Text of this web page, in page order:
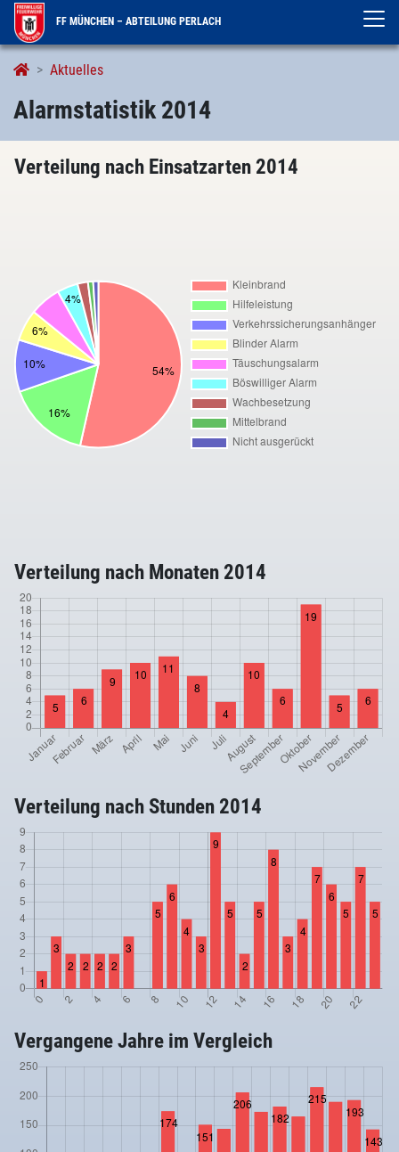
FF MÜNCHEN – ABTEILUNG PERLACH
Aktuelles
Alarmstatistik
Alarmstatistik 2014
Verteilung nach Einsatzarten 2014
Verteilung nach Monaten 2014
Verteilung nach Stunden 2014
Vergangene Jahre im Vergleich